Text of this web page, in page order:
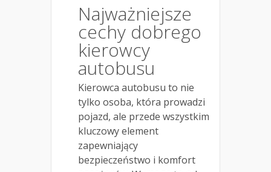
Najważniejsze
cechy dobrego
kierowcy
autobusu
Kierowca autobusu to nie
tylko osoba, która prowadzi
pojazd, ale przede wszystkim
kluczowy element
zapewniający
bezpieczeństwo i komfort